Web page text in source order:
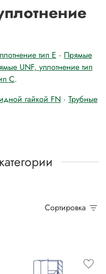
тип E · Прямые
UNF, уплотнение тип
C.
гайкой FN · Трубные
Сортировка